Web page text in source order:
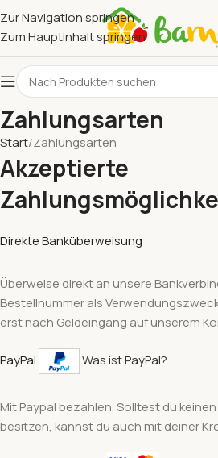
Zur Navigation springen
Zum Hauptinhalt springen
Zahlungsarten
Start Zahlungsarten
Akzeptierte
Direkte Banküberweisung
Überweise direkt an unsere
Bestellnummer als
erst nach Geldeingang auf unserem
PayPal Was ist PayPal?
Mit Paypal bezahlen. Solltest du
besitzen, kannst du auch mit deiner